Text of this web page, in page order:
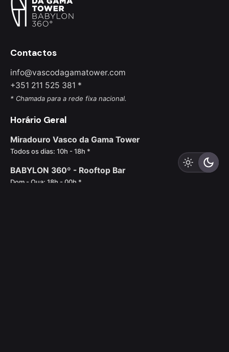
Contactos
info@vascodagamatower.com
+351 211 525 381 *
* Chamada para a rede fixa nacional.
Horário Geral
Miradouro Vasco da Gama Tower
Todos os dias: 10h - 18h *
BABYLON 360º - Rooftop Bar
Dom - Qua: 18h - 00h *